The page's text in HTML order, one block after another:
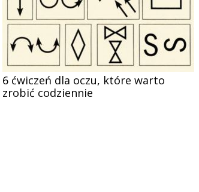
6 ćwiczeń dla oczu, które warto
zrobić codziennie